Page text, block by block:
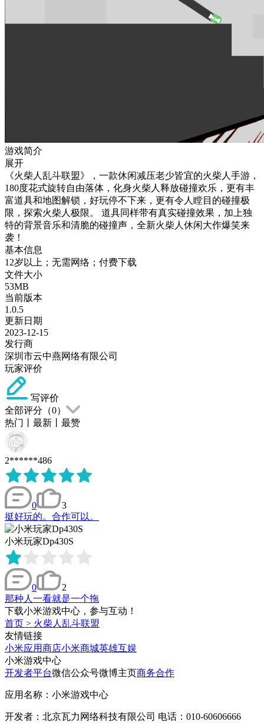
游戏简介
展开
《火柴人乱斗联盟》，一款休闲减压老少皆宜的火柴人手游，
180度花式旋转自由落体，化身火柴人释放碰撞欢乐，更有丰
富道具和地图解锁，好玩停不下来，更有令人瞠目的碰撞极
限，探索火柴人极限。 道具同样带有真实碰撞效果，加上独
特的背景音乐和清脆的碰撞声，全新火柴人休闲大作爆笑来
袭！
基本信息
12岁以上；无需网络；付费下载
文件大小
53MB
当前版本
1.0.5
更新日期
2023-12-15
发行商
深圳市云中燕网络有限公司
玩家评价
写评价
全部评分（0）
热门
最新 最赞
2******486
0
3
挺好玩的。合作可以。
小米玩家Dp430S
0
2
那种人一看就是一个拖
下载小米游戏中心，参与互动！
首页 > 火柴人乱斗联盟
友情链接
小米应用商店小米商城英雄互娱
小米游戏中心
开发者平台微信公众号微博主页商务合作
应用名称：小米游戏中心
开发者：北京瓦力网络科技有限公司 电话：010-60606666